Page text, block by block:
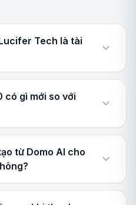
Tech là tài
có gì mới so với
từ Domo AI cho